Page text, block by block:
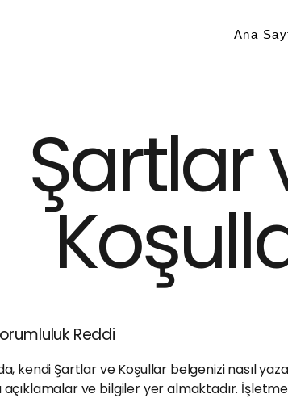
Ana
Şartlar
Reddi
kendi Şartlar ve Koşullar belgenizi nasıl
açıklamalar ve bilgiler yer almaktadır.